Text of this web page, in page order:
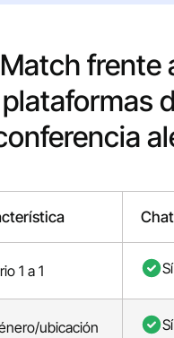
frente
plataformas
1 a 1 Sí
ubicación Sí